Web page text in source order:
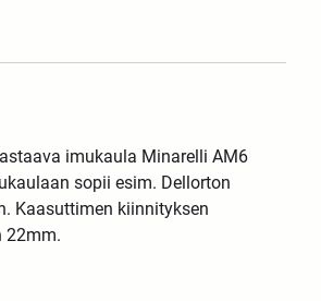
imukaula Minarelli AM6
sopii esim. Dellorton
Kaasuttimen kiinnityksen
22mm.